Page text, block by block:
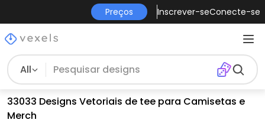
Preços Inscrever-seConecte-se
All
33033 Designs Vetoriais de tee para Camisetas e
Merch